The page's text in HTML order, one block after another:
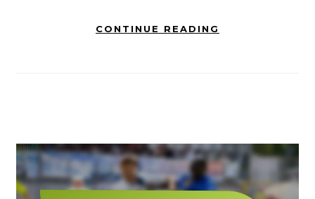
CONTINUE READING